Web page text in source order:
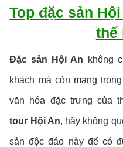
Top đặc sản
thể
Đặc sản Hội An không
khách mà còn mang
văn hóa đặc trưng của
tour Hội An, hãy không
sản độc đáo này để có